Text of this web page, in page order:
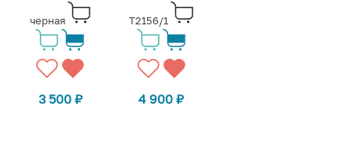
черная
3 500 ₽
Т2156/1
4 900₽